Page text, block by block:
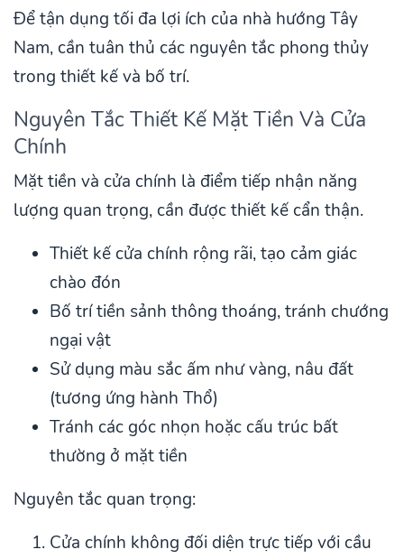
Để tận dụng tối đa lợi ích của nhà hướng Tây
Nam, cần tuân thủ các nguyên tắc phong thủy
trong thiết kế và bố trí.
Nguyên Tắc Thiết Kế Mặt Tiền Và Cửa
Chính
Mặt tiền và cửa chính là điểm tiếp nhận năng
lượng quan trọng, cần được thiết kế cẩn thận.
Thiết kế cửa chính rộng rãi, tạo cảm giác
chào đón
Bố trí tiền sảnh thông thoáng, tránh chướng
ngại vật
Sử dụng màu sắc ấm như vàng, nâu đất
(tương ứng hành Thổ)
Tránh các góc nhọn hoặc cấu trúc bất
thường ở mặt tiền
Nguyên tắc quan trọng:
Cửa chính không đối diện trực tiếp với cầu